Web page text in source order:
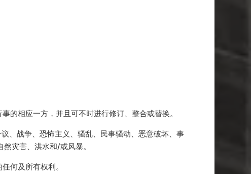
的相应一方，并且可不时进行修订、整合或替换。
、战争、恐怖主义、骚乱、民事骚动、恶意破坏、事
灾害、洪水和/或风暴。
何及所有权利。